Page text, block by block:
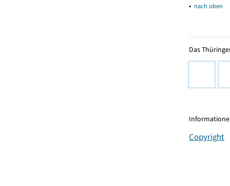
▴ nach oben
Das
Copyright